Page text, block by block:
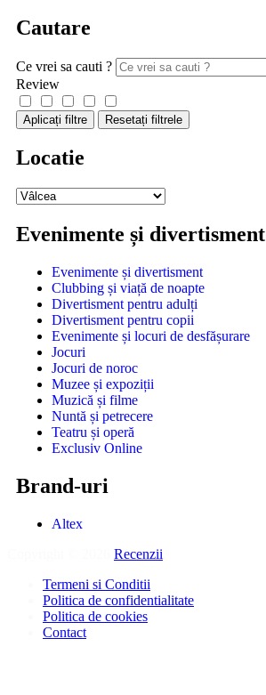
Cautare
Ce vrei sa cauti ?
Review
Aplicați filtre Resetați filtrele
Locatie
Evenimente și divertisment
Evenimente și divertisment
Clubbing și viață de noapte
Divertisment pentru adulți
Divertisment pentru copii
Evenimente și locuri de desfășurare
Jocuri
Jocuri de noroc
Muzee și expoziții
Muzică și filme
Nuntă și petrecere
Teatru și operă
Exclusiv Online
Brand-uri
Altex
Recenzii
Termeni si Conditii
Politica de confidentialitate
Politica de cookies
Contact